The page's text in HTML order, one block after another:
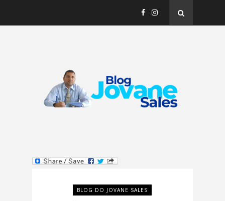
BLOG DO JOVANE SALES